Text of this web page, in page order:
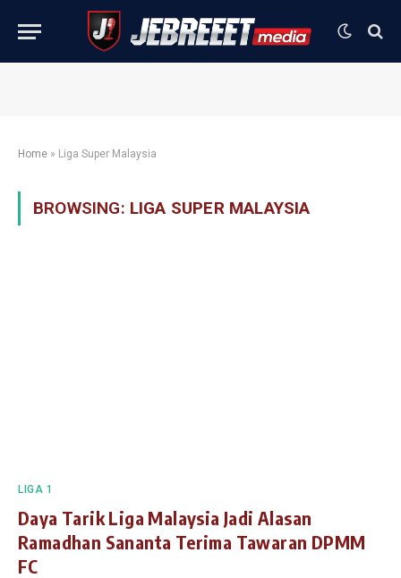
Home » Liga Super Malaysia
BROWSING: LIGA SUPER MALAYSIA
LIGA 1
Daya Tarik Liga Malaysia Jadi Alasan
Ramadhan Sananta Terima Tawaran DPMM
FC